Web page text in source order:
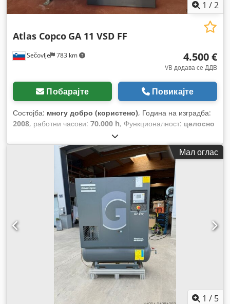
1 /2
Sečovlje 783 km
Atlas Copco GA 11 VSD FF
4.500 €
VB додава се ДДВ
Побарајте Повикајте
Состојба: многу добро (користено), Година на изградба:
2008, работни часови: 70.000 h, Функционалност: целосно
, број на машина/возило:
должина:976 мм, вкупна ширина:595 мм, вкупна висина:
, капацитет на резервоарот за гориво: 500 l,
работен притисок:10 греда , притисок (мин.):13 греда
ниво на бучава:67 dB, тип на ладење:воздух , Опрема:
документација / прирачник, фрижидер за сушење
Мал оглас
1 / 5